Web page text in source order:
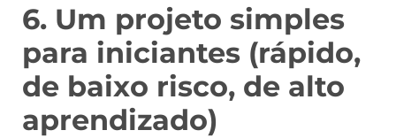
6. Um projeto simples
para iniciantes (rápido,
de baixo risco, de alto
aprendizado)